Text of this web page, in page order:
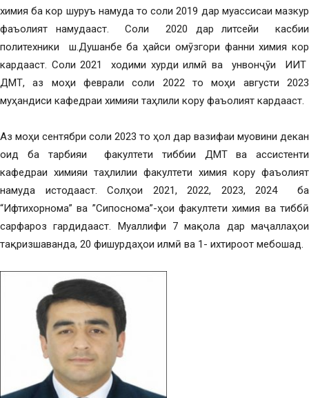
химия ба кор шуруъ намуда то соли 2019 дар муассисаи мазкур
фаъолият намудааст. Соли 2020 дар литсейи касбии
политехники ш.Душанбе ба ҳайси омӯзгори фанни химия кор
кардааст. Соли 2021 ходими хурди илмӣ ва унвонҷӯи ИИТ
ДМТ, аз моҳи феврали соли 2022 то моҳи августи 2023
муҳандиси кафедраи химияи таҳлили кору фаъолият кардааст.
Аз моҳи сентябри соли 2023 то ҳол дар вазифаи муовини декан
оид ба тарбияи факултети тиббии ДМТ ва ассистенти
кафедраи химияи таҳлилии факултети химия кору фаъолият
намуда истодааст. Солҳои 2021, 2022, 2023, 2024 ба
“Ифтихорнома” ва ”Сипоснома”-ҳои факултети химия ва тиббӣ
сарфароз гардидааст. Муаллифи 7 мақола дар маҷаллаҳои
тақризшаванда, 20 фишурдаҳои илмӣ ва 1- ихтироот мебошад.